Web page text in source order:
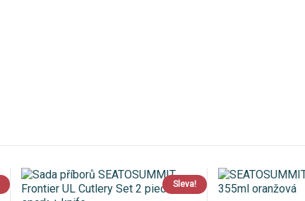
Sleva!